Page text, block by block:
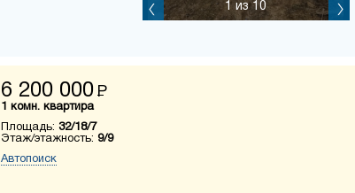
1 из 10
6 200 000 Р
1 комн. квартира
Площадь: 32/18/7
Этаж/этажность: 9/9
Автопоиск